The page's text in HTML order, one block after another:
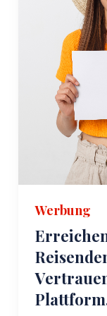
Werbung